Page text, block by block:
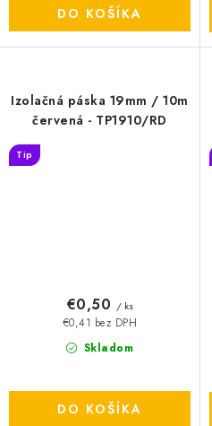
DO KOŠÍKA
Izolačná páska 19mm / 10m
červená - TP1910/RD
Tip
Skladom
€0,41 bez DPH
€0,50 / ks
DO KOŠÍKA